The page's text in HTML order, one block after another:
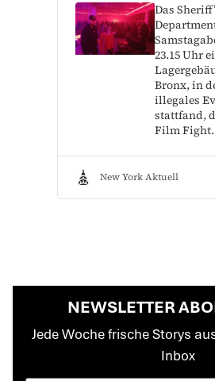
Das
23.15 Uhr
Bronx, in
illegales
stattfand,
Film
New York Aktuell
NEWSLETTER
Jede Woche frische Storys
Inbox